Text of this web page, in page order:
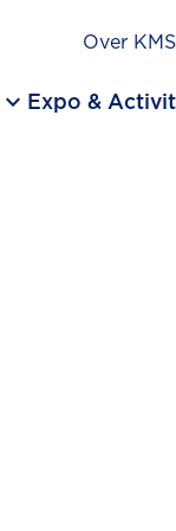
Over
keyboard_arrow_down Expo &